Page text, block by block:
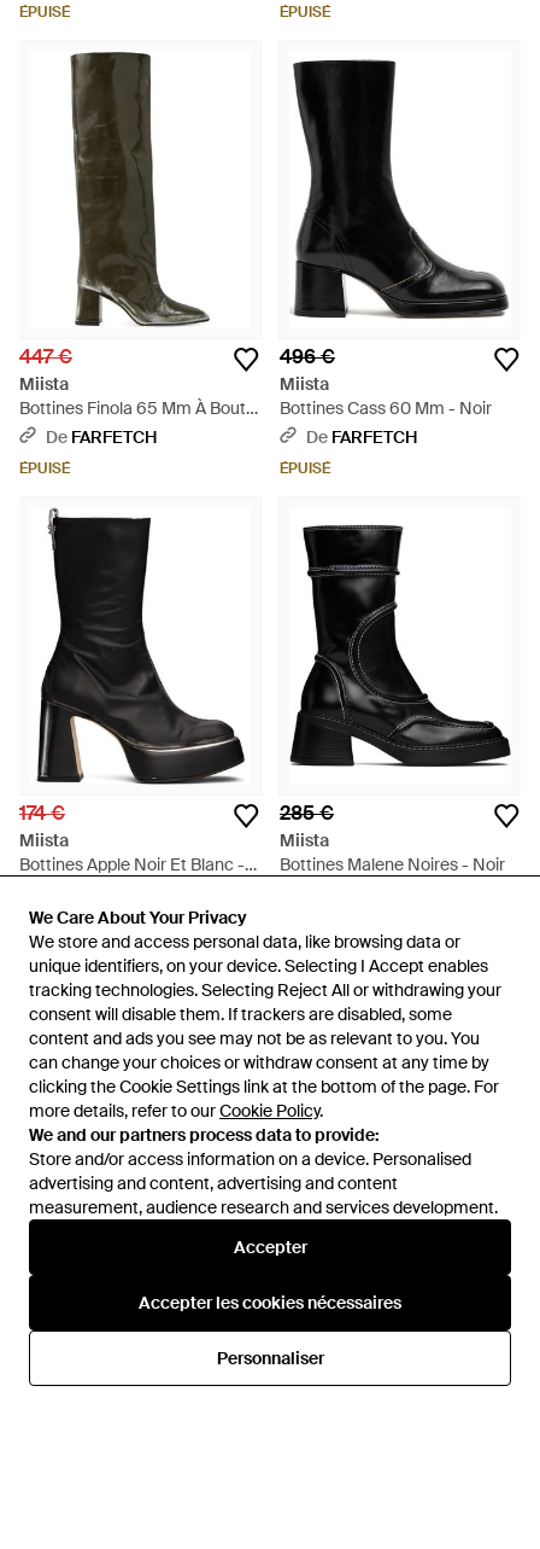
We Care About Your Privacy
We store and access personal data, like browsing data or
unique identifiers, on your device. Selecting I Accept enables
tracking technologies. Selecting Reject All or withdrawing your
consent will disable them. If trackers are disabled, some
content and ads you see may not be as relevant to you. You
can change your choices or withdraw consent at any time by
clicking the Cookie Settings link at the bottom of the page. For
more details, refer to ourCookie Policy.
We and our partners process data to provide:
Store and/or access information on a device. Personalised
advertising and content, advertising and content
measurement, audience research and services development.
Accepter
Accepter les cookies nécessaires
Personnaliser
We Care About Your Privacy
We store and access personal data, like browsing data or
unique identifiers, on your device. Selecting I Accept enables
tracking technologies. Selecting Reject All or withdrawing your
consent will disable them. If trackers are disabled, some
content and ads you see may not be as relevant to you. You
can change your choices or withdraw consent at any time by
clicking the Cookie Settings link at the bottom of the page. For
more details, refer to ourCookie Policy.
We and our partners process data to provide:
Store and/or access information on a device. Personalised
advertising and content, advertising and content
measurement, audience research and services development.
Accepter
Accepter les cookies nécessaires
Personnaliser
ÉPUISÉ ÉPUISÉ
447 €
Miista
Bottines Finola 65 Mm À Bout
Carré - Vert
De FARFETCH
ÉPUISÉ
496 €
Miista
Bottines Cass 60 Mm - Noir
De FARFETCH
ÉPUISÉ
174 €
Miista
Bottines Apple Noir Et Blanc -
ÉPUISÉ
285 €
Miista
Bottines Malene Noires - Noir
141 €
Bottines Apple Noires - Noir
ÉPUISÉ
Miista
De
ÉPUISÉ